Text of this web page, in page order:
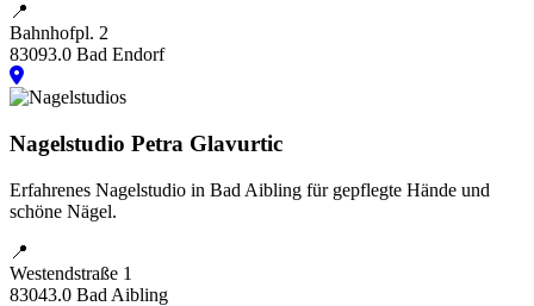
📍
Bahnhofpl. 2
83093.0 Bad Endorf
Nagelstudio Petra Glavurtic
Erfahrenes Nagelstudio in Bad Aibling für gepflegte Hände und
schöne Nägel.
📍
Westendstraße 1
83043.0 Bad Aibling